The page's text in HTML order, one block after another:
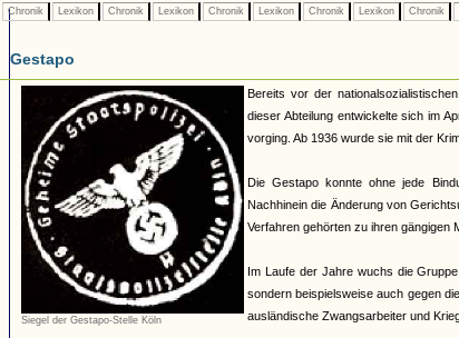
Chronik Lexikon Chronik Lexikon Chronik Lexikon Chronik Lexikon Chronik
Gestapo
Siegel der Gestapo-Stelle Köln
Bereits vor der
dieser Abteilung entwickelte sich im
vorging. Ab 1936 wurde sie mit der
Die Gestapo konnte ohne jede
Nachhinein die Änderung von
Verfahren gehörten zu ihren gängigen
Im Laufe der Jahre wuchs die
sondern beispielsweise auch gegen
ausländische Zwangsarbeiter und